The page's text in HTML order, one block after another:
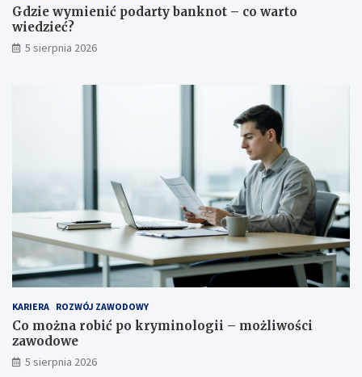
Gdzie wymienić podarty banknot – co warto
wiedzieć?
5 sierpnia 2026
KARIERA ROZWÓJ ZAWODOWY
Co można robić po kryminologii – możliwości
zawodowe
5 sierpnia 2026